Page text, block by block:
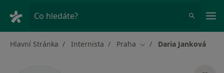
Co hledáte?
Hlavní Stránka Internista Praha Změna města
Daria Janková